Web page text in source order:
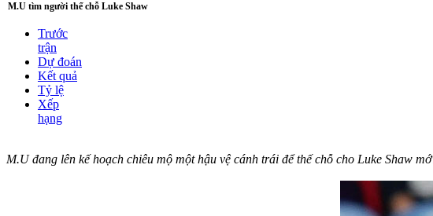
M.U tìm người thế chỗ Luke Shaw
Trước
trận
Dự đoán
Kết quả
Tỷ lệ
Xếp
hạng
M.U đang lên kế hoạch chiêu mộ một hậu vệ cánh trái để thế chỗ cho Luke Shaw